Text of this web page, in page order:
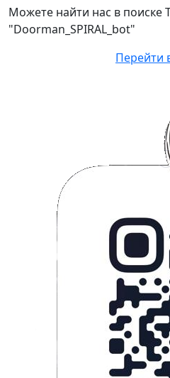
Можете найти нас в поиске
"Doorman_SPIRAL_bot"
Перейти